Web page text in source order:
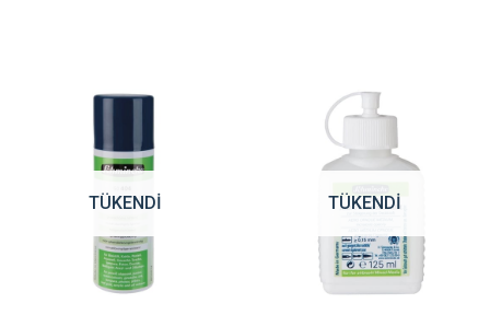
TÜKENDI TÜKENDI